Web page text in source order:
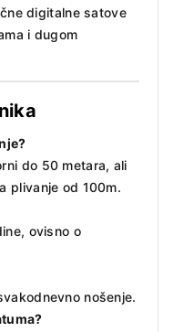
digitalne satove
i dugom
do 50 metara, ali
plivanje od 100m.
ovisno o
nošenje.